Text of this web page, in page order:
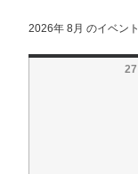
2026年 8月 のイベント
27